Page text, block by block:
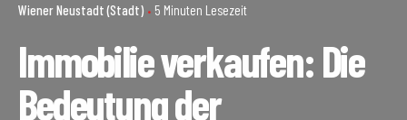
Wiener Neustadt (Stadt) 5 Minuten Lesezeit
Immobilie verkaufen: Die
Bedeutung der